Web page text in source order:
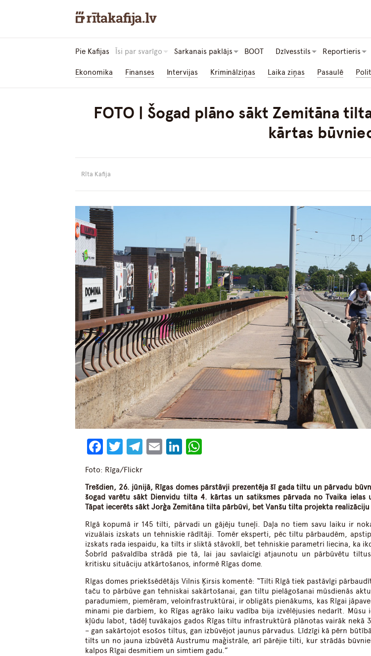
Pie Kafijas Īsi par svarīgo Sarkanais paklājs BOOT Dzīvesstils Reportieris
Ekonomika Finanses Intervijas Kriminālziņas Laika ziņas Pasaulē
FOTO | Šogad plāno sākt Zemitāna
kārtas
Rīta Kafija
Facebook
Twitter
Telegram
EmailLinkedIn
Foto: Rīga/Flickr
Trešdien, 26. jūnijā, Rīgas domes pārstāvji prezentēja šī gada tiltu un pārvadu
šogad varētu sākt Dienvidu tilta 4. kārtas un satiksmes pārvada no Tvaika ielas
Tāpat iecerēts sākt Jorģa Zemitāna tilta pārbūvi, bet Vanšu tilta projekta
Rīgā kopumā ir 145 tilti, pārvadi un gājēju tuneļi. Daļa no tiem savu laiku ir
vizuālais izskats un tehniskie rādītāji. Tomēr eksperti, pēc tiltu pārbaudēm,
izskats rada iespaidu, ka tilts ir sliktā stāvoklī, bet tehniskie parametri liecina, ka
Šobrīd pašvaldība strādā pie tā, lai jau savlaicīgi atjaunotu un pārbūvētu
kritisku situāciju atkārtošanos, informē Rīgas dome.
Rīgas domes priekšsēdētājs Vilnis Ķirsis komentē: “Tilti Rīgā tiek pastāvīgi
taču to pārbūve gan tehniskai sakārtošanai, gan tiltu pielāgošanai mūsdienās
paradumiem, piemēram, veloinfrastruktūrai, ir obligāts pienākums, kas Rīgai
minami pie darbiem, ko Rīgas agrāko laiku vadība bija izvēlējusies nedarīt. Mūsu
kļūdu labot, tādēļ tuvākajos gados Rīgas tiltu infrastruktūrā plānotas vairāk nekā
– gan sakārtojot esošos tiltus, gan izbūvējot jaunus pārvadus. Līdzīgi kā pērn
tilts un no jauna izbūvētā Austrumu maģistrāle, arī pārējie tilti, kur strādās
kalpos Rīgai desmitiem un simtiem gadu.”